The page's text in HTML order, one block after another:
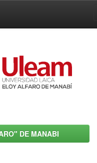
DE MANABI